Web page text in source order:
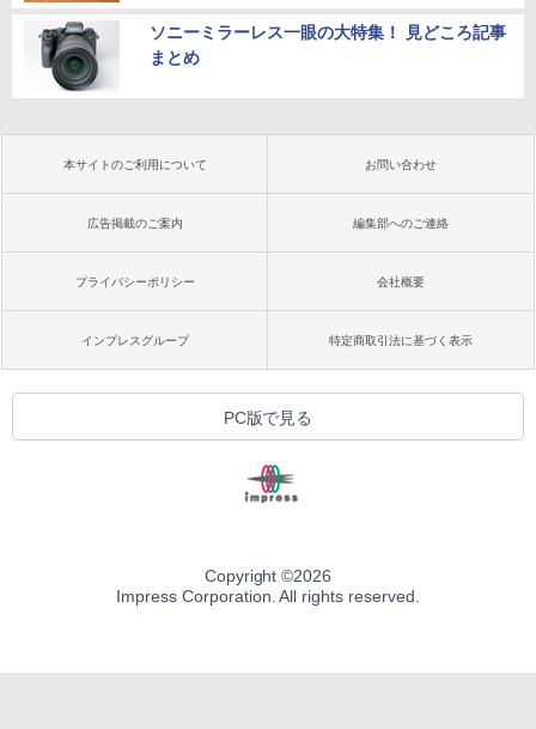
ソニーミラーレス一眼の大特集！ 見どころ記事
まとめ
本サイトのご利用について お問い合わせ
広告掲載のご案内 編集部へのご連絡
プライバシーポリシー 会社概要
インプレスグループ 特定商取引法に基づく表示
PC版で見る
Copyright ©2026
Impress Corporation. All rights reserved.